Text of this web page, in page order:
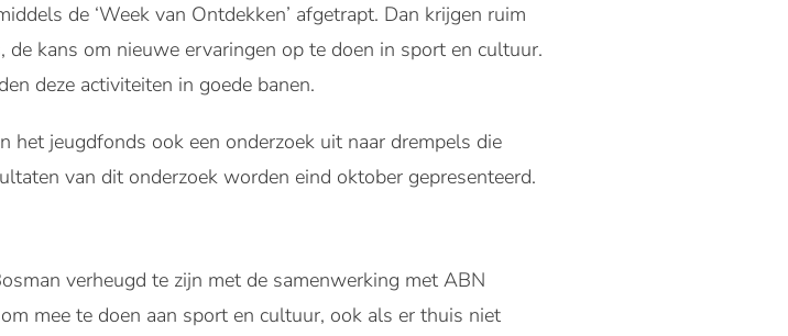
de ‘Week van Ontdekken’ afgetrapt. Dan krijgen ruim
kans om nieuwe ervaringen op te doen in sport en cultuur.
deze activiteiten in goede banen.
het jeugdfonds ook een onderzoek uit naar drempels die
van dit onderzoek worden eind oktober gepresenteerd.
verheugd te zijn met de samenwerking met ABN
mee te doen aan sport en cultuur, ook als er thuis niet